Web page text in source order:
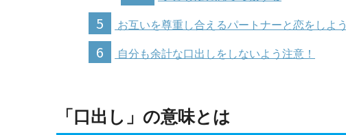
5 お互いを尊重し合えるパートナーと恋をしよう
6 自分も余計な口出しをしないよう注意！
「口出し」の意味とは